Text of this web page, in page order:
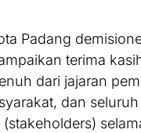
Padang
terima
dari jajaran
dan